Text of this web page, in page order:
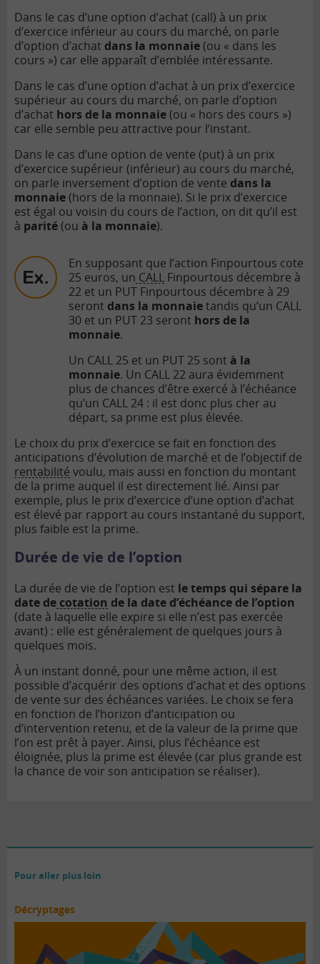
Dans le cas d’une option d’achat (call) à un prix
d’exercice inférieur au cours du marché, on parle
d’option d’achat dans la monnaie(ou « dans les
cours ») car elle apparaît d’emblée intéressante.
Dans le cas d’une option d’achat à un prix d’exercice
supérieur au cours du marché, on parle d’option
d’achat hors de la monnaie(ou « hors des cours »)
car elle semble peu attractive pour l‘instant.
Dans le cas d’une option de vente (put) à un prix
d’exercice supérieur (inférieur) au cours du marché,
on parle inversement d’option de vente dans la
monnaie(hors de la monnaie). Si le prix d’exercice
est égal ou voisin du cours de l’action, on dit qu’il est
à parité(ou à la monnaie).
En supposant que l’action Finpourtous cote
25 euros, un CALL Finpourtous décembre à
22 et un PUT Finpourtous décembre à 29
seront dans la monnaietandis qu’un CALL
30 et un PUT 23 seront hors de la
monnaie.
Un CALL 25 et un PUT 25 sont à la
monnaie. Un CALL 22 aura évidemment
plus de chances d’être exercé à l’échéance
qu’un CALL 24 : il est donc plus cher au
départ, sa prime est plus élevée.
Le choix du prix d’exercice se fait en fonction des
anticipations d’évolution de marché et de l’objectif de
rentabilité voulu, mais aussi en fonction du montant
de la prime auquel il est directement lié. Ainsi par
exemple, plus le prix d’exercice d’une option d’achat
est élevé par rapport au cours instantané du support,
plus faible est la prime.
Durée de vie de l’option
La durée de vie de l’option est le temps qui sépare la
date de cotation de la date d’échéance de l’option
(date à laquelle elle expire si elle n’est pas exercée
avant) : elle est généralement de quelques jours à
quelques mois.
À un instant donné, pour une même action, il est
possible d’acquérir des options d’achat et des options
de vente sur des échéances variées. Le choix se fera
en fonction de l’horizon d’anticipation ou
d’intervention retenu, et de la valeur de la prime que
l’on est prêt à payer. Ainsi, plus l’échéance est
éloignée, plus la prime est élevée (car plus grande est
la chance de voir son anticipation se réaliser).
Pour aller plus loin
Décryptages